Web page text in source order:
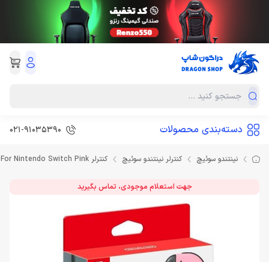
دسته‌بندی محصولات 021-91035390
نینتندو سوئیچ کنترلر نینتندو سوئیچ کنترلر Joy-Con Pair For Nintendo Switch Pink
جهت استعلام موجودی، تماس بگیرید